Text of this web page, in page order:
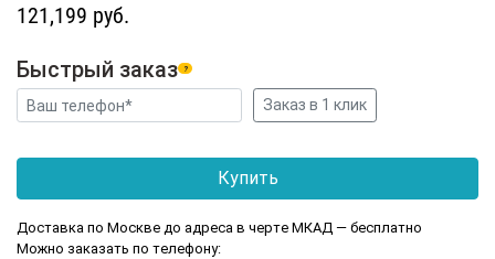
121,199 руб.
Быстрый заказ ?
Доставка по Москве до адреса в черте МКАД — бесплатно
Можно заказать по телефону: